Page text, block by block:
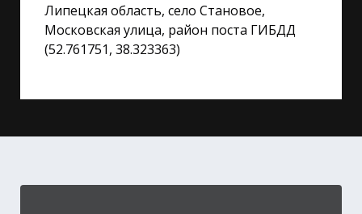
Липецкая область, село Становое,
Московская улица, район поста ГИБДД
(52.761751, 38.323363)